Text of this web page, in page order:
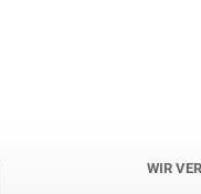
WIR